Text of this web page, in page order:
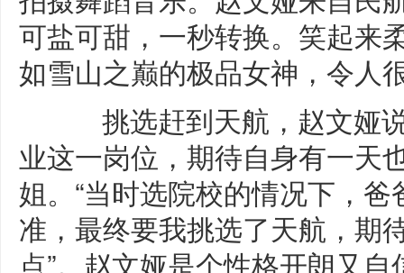
可盐可甜，一秒转换。笑起来
如雪山之巅的极品女神，令人
挑选赶到天航，赵文娅
业这一岗位，期待自身有一天
姐。“当时选院校的情况下，
准，最终要我挑选了天航，期
点”。赵文娅是个性格开朗又